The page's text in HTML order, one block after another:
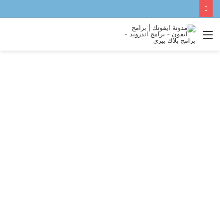
القائمة